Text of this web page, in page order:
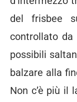
del frisbee
controllato da
possibili
balzare alla
Non c’è più il